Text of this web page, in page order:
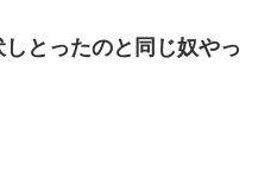
とったのと同じ奴やっ